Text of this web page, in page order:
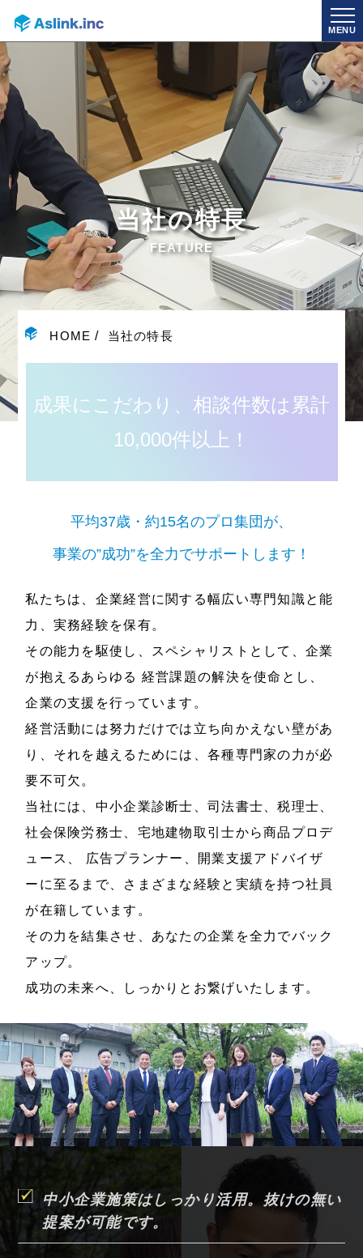
MENU
当社の特長
FEATURE
HOME 当社の特長
成果にこだわり、相談件数は累計
10,000件以上！
平均37歳・約15名のプロ集団が、
事業の”成功”を全力でサポートします！
私たちは、企業経営に関する幅広い専門知識と能
力、実務経験を保有。
その能力を駆使し、スペシャリストとして、企業
が抱えるあらゆる 経営課題の解決を使命とし、
企業の支援を行っています。
経営活動には努力だけでは立ち向かえない壁があ
り、それを越えるためには、各種専門家の力が必
要不可欠。
当社には、中小企業診断士、司法書士、税理士、
社会保険労務士、宅地建物取引士から商品プロデ
ュース、
広告プランナー、開業支援アドバイザ
ーに至るまで、さまざまな経験と実績を持つ社員
が在籍しています。
その力を結集させ、あなたの企業を全力でバック
アップ。
成功の未来へ、しっかりとお繋げいたします。
中小企業施策はしっかり活用。抜けの無い
提案が可能です。